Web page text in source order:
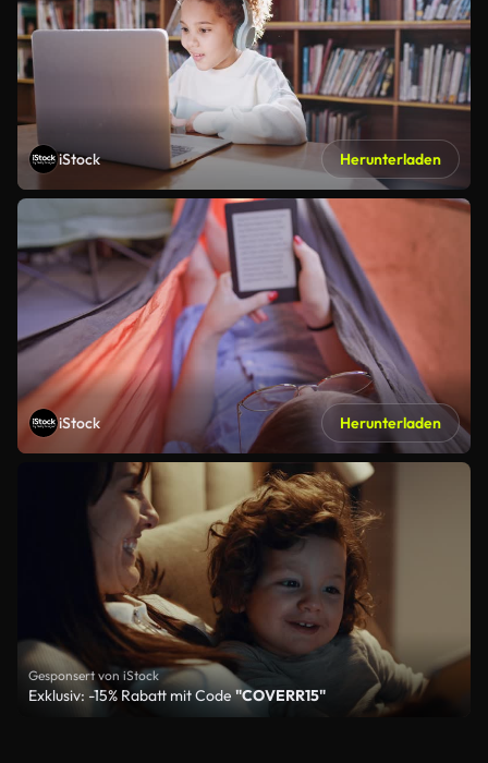
iStock Herunterladen
iStock Herunterladen
Gesponsert von iStock
Exklusiv: -15% Rabatt mit Code"COVERR15"